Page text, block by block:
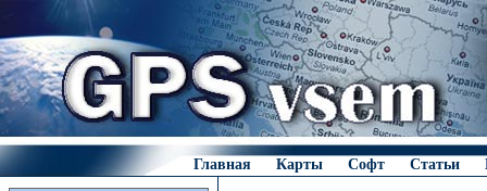
Главная Карты Софт Статьи